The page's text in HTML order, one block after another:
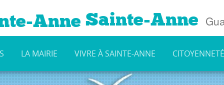
Sainte-Anne
LA MAIRIE VIVRE À SAINTE-ANNE CITOYENNETÉ